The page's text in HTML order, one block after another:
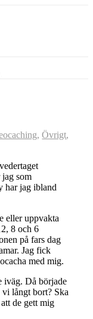
,Övrigt,
som
har jag ibland
eller uppvakta
8 och 6
på fars dag
Jag fick
med mig.
Då började
långt bort? Ska
de gett mig